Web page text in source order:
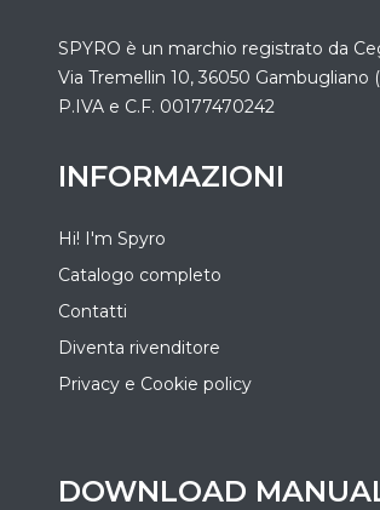
SPYRO è un marchio registrato da
Via Tremellin 10, 36050 Gambugliano
P.IVA e C.F. 00177470242
INFORMAZIONI
Hi! I'm Spyro
Catalogo completo
Contatti
Diventa rivenditore
Privacy e Cookie policy
DOWNLOAD